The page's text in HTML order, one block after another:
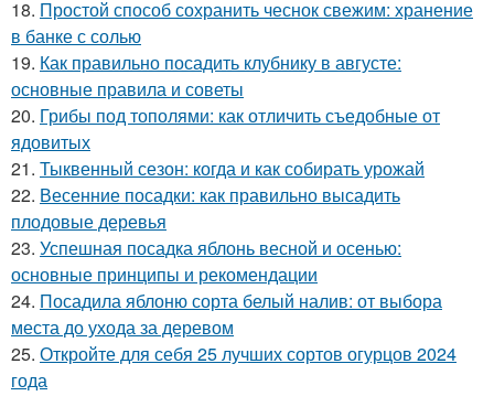
18. Простой способ сохранить чеснок свежим: хранение
в банке с солью
19. Как правильно посадить клубнику в августе:
основные правила и советы
20. Грибы под тополями: как отличить съедобные от
ядовитых
21. Тыквенный сезон: когда и как собирать урожай
22. Весенние посадки: как правильно высадить
плодовые деревья
23. Успешная посадка яблонь весной и осенью:
основные принципы и рекомендации
24. Посадила яблоню сорта белый налив: от выбора
места до ухода за деревом
25. Откройте для себя 25 лучших сортов огурцов 2024
года